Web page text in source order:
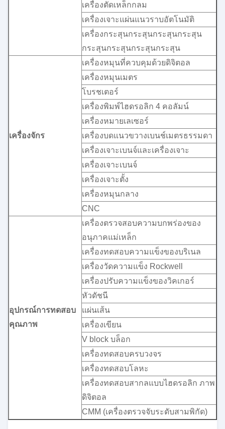
เครื่องตัดเหล็กกลม
เครื่องเจาะแผ่นแนวราบอัตโนมัติ
เครื่องกระสุนกระสุนกระสุนกระสุน
กระสุนกระสุนกระสุนกระสุน
เครื่องจักร
เครื่องหมุนที่ควบคุมด้วยดิจิตอล
เครื่องหมุนเมตร
โบรชเตอร์
เครื่องพิมพ์ไฮดรอลิก 4 คอลัมน์
เครื่องหมายเลเซอร์
เครื่องบดแนวขวางเบนช์เมตรธรรมดา
เครื่องเจาะเบนจ์และเครื่องเจาะ
เครื่องเจาะเบนจ์
เครื่องเจาะตั้ง
เครื่องหมุนกลาง
CNC
อุปกรณ์การทดสอบ
คุณภาพ
เครื่องตรวจสอบความบกพร่องของ
อนุภาคแม่เหล็ก
เครื่องทดสอบความแข็งของบริเนล
เครื่องวัดความแข็ง Rockwell
เครื่องปรับความแข็งของวิคเกอร์
หัวดัชนี
แผ่นเส้น
เครื่องเขียน
V block บล็อก
เครื่องทดสอบครบวงจร
เครื่องทดสอบโลหะ
เครื่องทดสอบสากลแบบไฮดรอลิก ภาพ
ดิจิตอล
CMM (เครื่องตรวจจับระดับสามพิกัด)